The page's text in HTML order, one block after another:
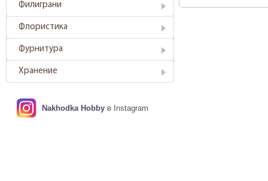
Филиграни
Флористика
Фурнитура
Хранение
Nakhodka Hobby в Instagram